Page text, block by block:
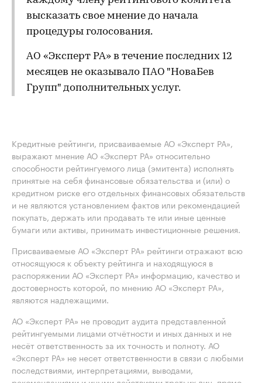
высказать свое мнение до начала
процедуры голосования.
АО «Эксперт РА» в течение последних 12
месяцев не оказывало ПАО "НоваБев
Групп" дополнительных услуг.
Кредитные рейтинги, присваиваемые АО «Эксперт РА»,
выражают мнение АО «Эксперт РА» относительно
способности рейтингуемого лица (эмитента) исполнять
принятые на себя финансовые обязательства и (или) о
кредитном риске его отдельных финансовых обязательств
и не являются установлением фактов или рекомендацией
покупать, держать или продавать те или иные ценные
бумаги или активы, принимать инвестиционные решения.
Присваиваемые АО «Эксперт РА» рейтинги отражают всю
относящуюся к объекту рейтинга и находящуюся в
распоряжении АО «Эксперт РА» информацию, качество и
достоверность которой, по мнению АО «Эксперт РА»,
являются надлежащими.
АО «Эксперт РА» не проводит аудита представленной
рейтингуемыми лицами отчётности и иных данных и не
несёт ответственность за их точность и полноту. АО
«Эксперт РА» не несет ответственности в связи с любыми
последствиями, интерпретациями, выводами,